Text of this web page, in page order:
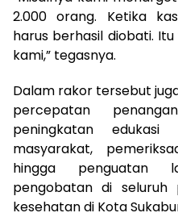
2.000 orang. Ketika
harus berhasil diobati.
kami,” tegasnya.
Dalam rakor tersebut
percepatan
peningkatan edukasi
masyarakat,
hingga penguatan
pengobatan di seluruh
kesehatan di Kota